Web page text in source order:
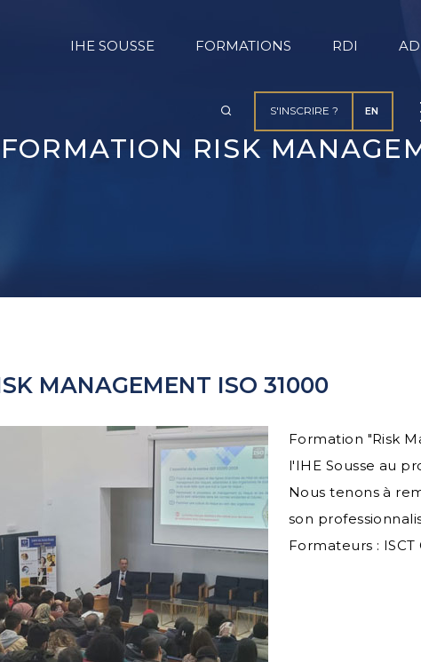
IHE SOUSSE FORMATIONS RDI
S'INSCRIRE ? EN
FORMATION RISK
MANAGEMENT ISO 31000
Formation "Risk
l'IHE Sousse au
Nous tenons à
son
Formateurs : ISCT